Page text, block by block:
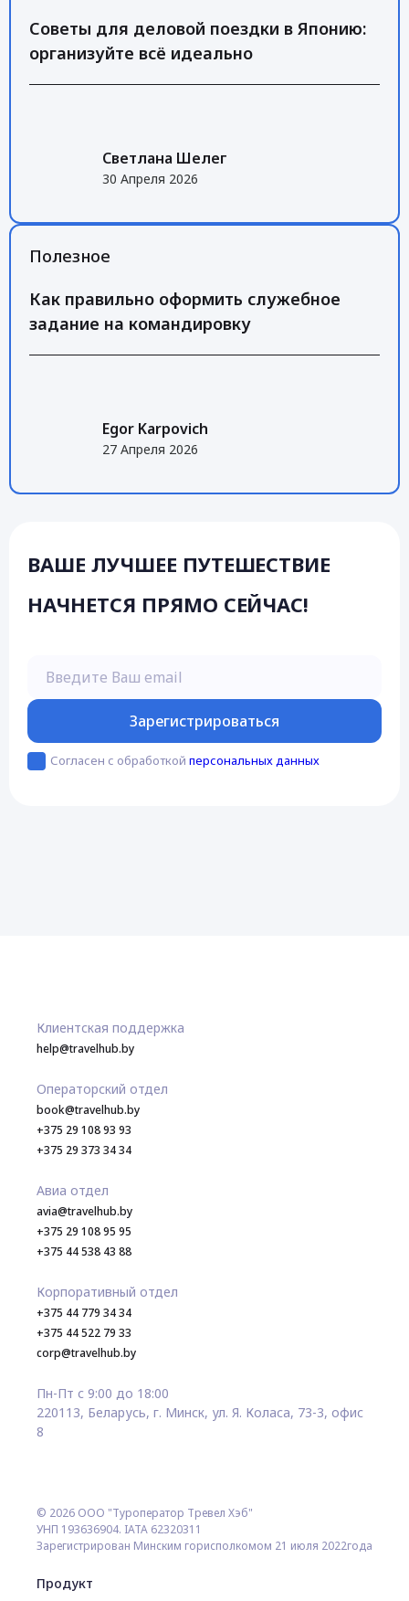
Советы для деловой поездки в Японию:
организуйте всё идеально
Светлана Шелег
30 Апреля 2026
Полезное
Как правильно оформить служебное
задание на командировку
Egor Karpovich
27 Апреля 2026
ВАШЕ ЛУЧШЕЕ ПУТЕШЕСТВИЕ
НАЧНЕТСЯ ПРЯМО СЕЙЧАС!
Зарегистрироваться
Согласен с обработкой персональных данных
Клиентская поддержка
help@travelhub.by
Операторский отдел
book@travelhub.by
+375 29 108 93 93
+375 29 373 34 34
Авиа отдел
avia@travelhub.by
+375 29 108 95 95
+375 44 538 43 88
Корпоративный отдел
+375 44 779 34 34
+375 44 522 79 33
corp@travelhub.by
Пн-Пт с 9:00 до 18:00
220113, Беларусь, г. Минск, ул. Я. Коласа, 73-3, офис
8
© 2026 ООО "Туроператор Тревел Хэб"
УНП 193636904. IATA 62320311
Зарегистрирован Минским горисполкомом 21 июля 2022года
Продукт